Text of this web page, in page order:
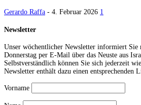
Gerardo Raffa - 4. Februar 2026 1
Newsletter
Unser wöchentlicher Newsletter informiert Sie
Donnerstag per E-Mail über das Neuste aus
Selbstverständlich können Sie sich jederzeit
Newsletter enthält dazu einen entsprechenden
Vorname